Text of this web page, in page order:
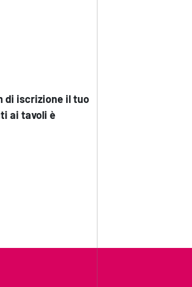
di iscrizione il tuo
ai tavoli è